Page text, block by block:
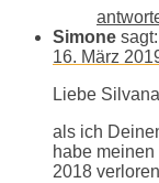
Simone sagt:
16. März
Liebe
als ich
habe
2018